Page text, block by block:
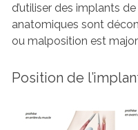
d’utiliser des implants
anatomiques sont
ou malposition est
Position de